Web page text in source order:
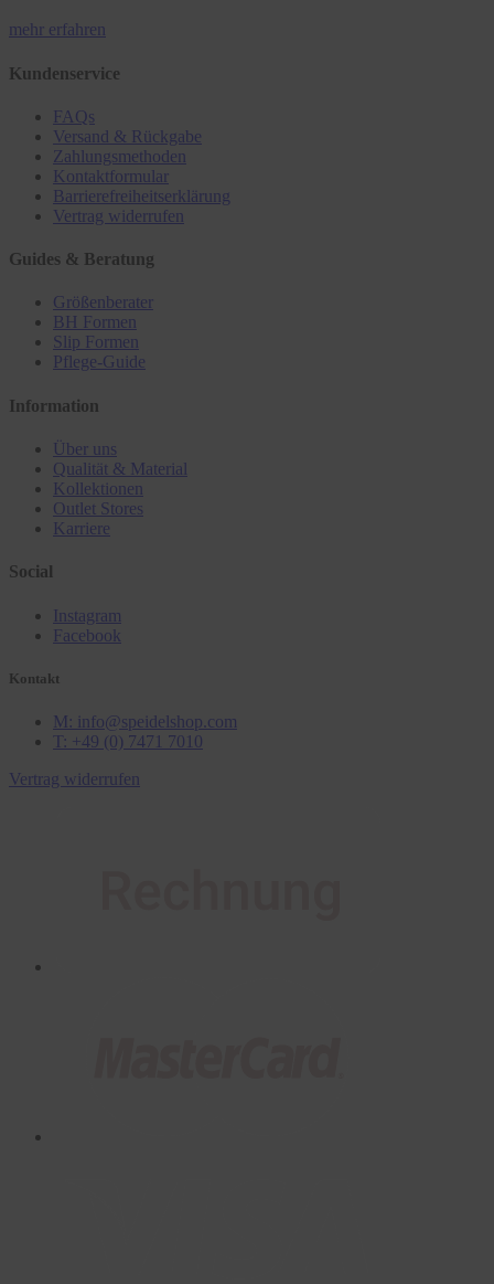
mehr erfahren
Kundenservice
FAQs
Versand & Rückgabe
Zahlungsmethoden
Kontaktformular
Barrierefreiheitserklärung
Vertrag widerrufen
Guides & Beratung
Größenberater
BH Formen
Slip Formen
Pflege-Guide
Information
Über uns
Qualität & Material
Kollektionen
Outlet Stores
Karriere
Social
Instagram
Facebook
Kontakt
M: info@speidelshop.com
T: +49 (0) 7471 7010
Vertrag widerrufen